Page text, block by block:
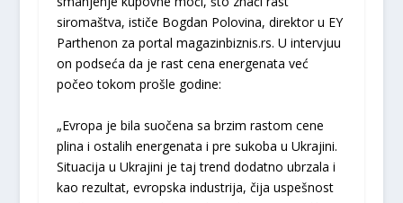
siromaštva, ističe Bogdan Polovina, direktor u EY
Parthenon za portal magazinbiznis.rs. U intervjuu
on podseća da je rast cena energenata već
počeo tokom prošle godine:
„Evropa je bila suočena sa brzim rastom cene
plina i ostalih energenata i pre sukoba u Ukrajini.
Situacija u Ukrajini je taj trend dodatno ubrzala i
kao rezultat, evropska industrija, čija uspešnost